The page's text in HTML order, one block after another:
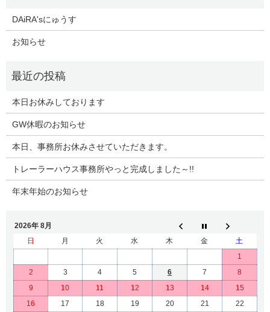
DAiRA'sにゅうす
お知らせ
本日お休みしております
GW休暇のお知らせ
本日、事務所お休みさせていただきます。
トレーラーハウス事務所やっと完成しました～!!
年末年始のお知らせ
2026年 8月
日
月 火 水 木 金
土
1
2
3 4 5 6 7
8
9
10 11 12 13 14
15
16
17 18 19 20 21
22